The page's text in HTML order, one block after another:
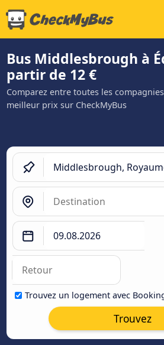
Bus Middlesbrough à
partir de 12 €
Comparez entre toutes les
meilleur prix sur CheckMyBus
Trouvez un logement avec
Trouvez